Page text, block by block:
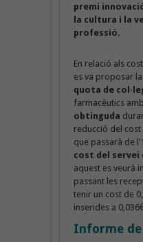
premi
la cultura i la
professió.
En relació als
es va proposar la
quota de
farmacèutics amb
obtinguda
reducció del cost
que passarà de
cost del servei
aquest es veurà
passant les
tenir un cost de
inserides a
Informe de